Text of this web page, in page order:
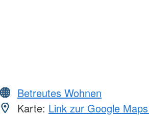
Betreutes Wohnen
Karte: Link zur Google